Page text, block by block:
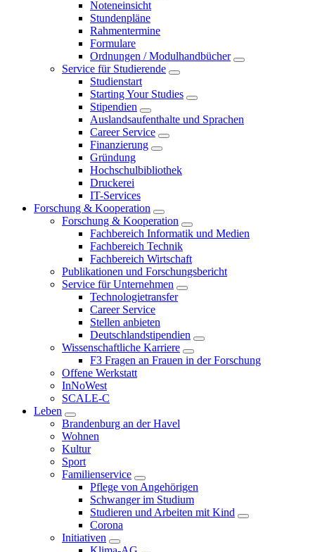
Noteneinsicht
Stundenpläne
Rahmentermine
Formulare
Ordnungen / Modulhandbücher
Service für Studierende
Studienstart
Starting Your Studies
Stipendien
Auslandsaufenthalte und Sprachen
Career Service
Finanzierung
Gründung
Hochschulbibliothek
Druckerei
IT-Services
Forschung & Kooperation
Forschung & Kooperation
Fachbereich Informatik und Medien
Fachbereich Technik
Fachbereich Wirtschaft
Publikationen und Forschungsbericht
Service für Unternehmen
Technologietransfer
Career Service
Stellen anbieten
Deutschlandstipendien
Wissenschaftliche Karriere
F3 Fragen an Frauen in der Forschung
Offene Werkstatt
InNoWest
SCALE-C
Leben
Brandenburg an der Havel
Wohnen
Kultur
Sport
Familienservice
Pflege von Angehörigen
Schwanger im Studium
Studieren und Arbeiten mit Kind
Corona
Initiativen